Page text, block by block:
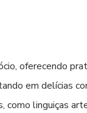
oferecendo
em delícias
como linguiças